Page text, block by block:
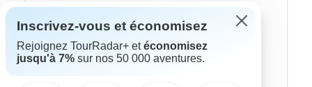
Royaume-Uni
Grèce
Îles Grecques
Inscrivez-vous et économisez
Rejoignez TourRadar+ etéconomisez
jusqu'à 7% sur nos 50 000 aventures.